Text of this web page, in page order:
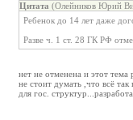
Цитата (Олейников Юрий
Ребенок до 14 лет даже
Разве ч. 1 ст. 28 ГК РФ
нет не отменена и этот тема
не стоит думать ,что всё так
для гос.